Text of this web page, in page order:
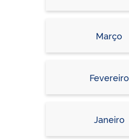
Março
Fevereiro
Janeiro